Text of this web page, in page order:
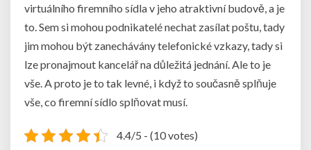
virtuálního firemního sídla v jeho atraktivní budově, a je
to. Sem si mohou podnikatelé nechat zasílat poštu, tady
jim mohou být zanechávány telefonické vzkazy, tady si
lze pronajmout kancelář na důležitá jednání. Ale to je
vše. A proto je to tak levné, i když to současně splňuje
vše, co firemní sídlo splňovat musí.
4.4/5 - (10 votes)